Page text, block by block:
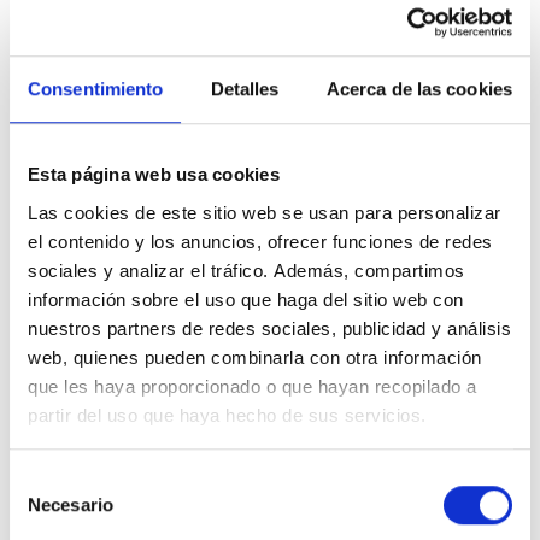
Consentimiento Detalles Acerca de las cookies
Esta página web usa cookies
Las cookies de este sitio web se usan para personalizar
el contenido y los anuncios, ofrecer funciones de redes
sociales y analizar el tráfico. Además, compartimos
información sobre el uso que haga del sitio web con
nuestros partners de redes sociales, publicidad y análisis
web, quienes pueden combinarla con otra información
que les haya proporcionado o que hayan recopilado a
partir del uso que haya hecho de sus servicios.
Necesario
hemos demostrado en multitud de
e implementación de nuevas tecnologías para disminuir el consumo
aplicación de las últimas directivas europeas y cumplir con las
Noticias relacionadas
Aplicaciones de la termografía: ¿qué problemas se pueden